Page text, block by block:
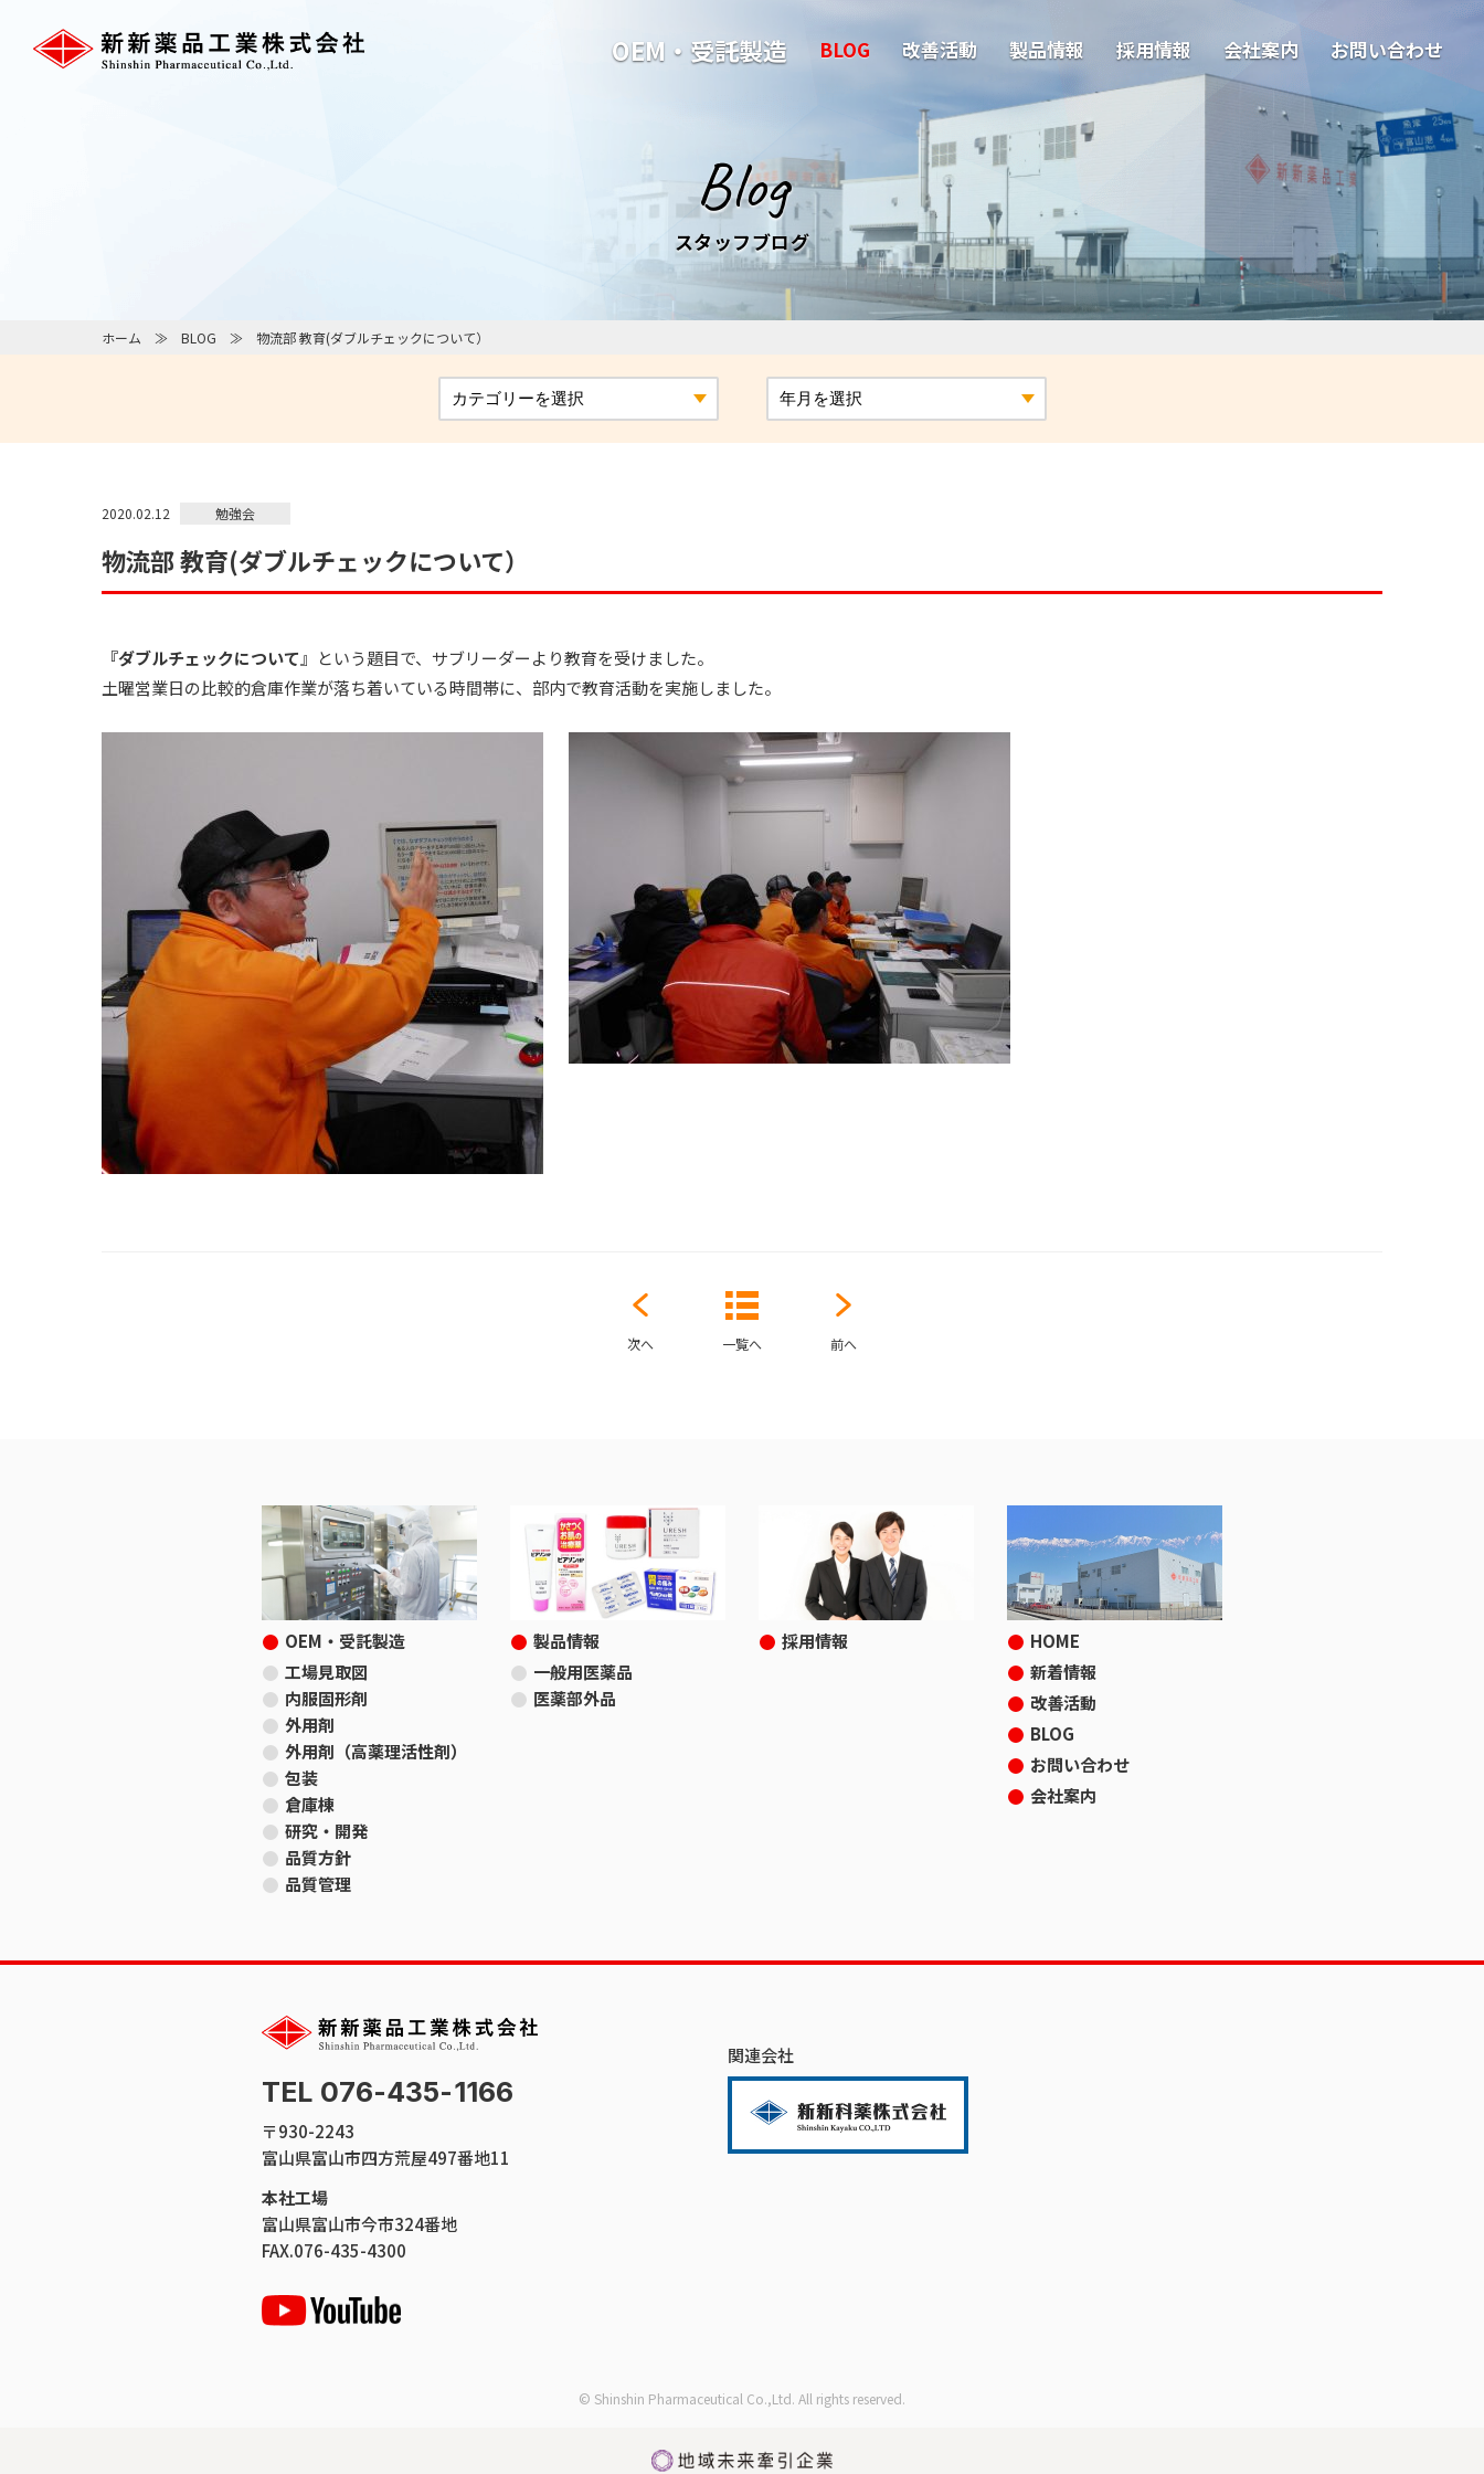
OEM・受託製造 BLOG 改善活動 製品情報 採用情報 会社案内 お問い合わせ
Blog
スタッフブログ
ホーム BLOG 物流部 教育(ダブルチェックについて）
2020.02.12 勉強会
物流部 教育(ダブルチェックについて）
『ダブルチェックについて 』という題目で、サブリーダーより教育を受けました。
土曜営業日の比較的倉庫作業が落ち着いている時間帯に、部内で教育活動を実施しました。
一覧へ
次へ 前へ
OEM・受託製造
工場見取図
内服固形剤
外用剤
外用剤（高薬理活性剤）
包装
倉庫棟
研究・開発
品質方針
品質管理
製品情報
一般用医薬品
医薬部外品
採用情報
HOME
新着情報
改善活動
BLOG
お問い合わせ
会社案内
TEL 076-435-1166
〒930-2243
富山県富山市四方荒屋497番地11
本社工場
富山県富山市今市324番地
FAX.076-435-4300
関連会社
© Shinshin Pharmaceutical Co.,Ltd. All rights reserved.